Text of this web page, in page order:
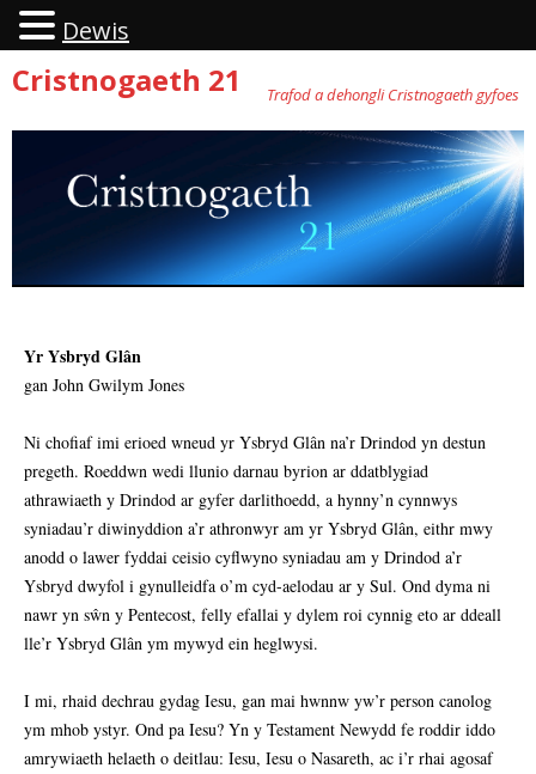
Cristnogaeth 21 Trafod a dehongli Cristnogaeth gyfoes
Yr Ysbryd Glân
gan John Gwilym Jones
Ni chofiaf imi erioed wneud yr Ysbryd Glân na’r Drindod yn destun
pregeth. Roeddwn wedi llunio darnau byrion ar ddatblygiad
athrawiaeth y Drindod ar gyfer darlithoedd, a hynny’n cynnwys
syniadau’r diwinyddion a’r athronwyr am yr Ysbryd Glân, eithr mwy
anodd o lawer fyddai ceisio cyflwyno syniadau am y Drindod a’r
Ysbryd dwyfol i gynulleidfa o’m cyd-aelodau ar y Sul. Ond dyma ni
nawr yn sŵn y Pentecost, felly efallai y dylem roi cynnig eto ar ddeall
lle’r Ysbryd Glân ym mywyd ein heglwysi.
I mi, rhaid dechrau gydag Iesu, gan mai hwnnw yw’r person canolog
ym mhob ystyr. Ond pa Iesu? Yn y Testament Newydd fe roddir iddo
amrywiaeth helaeth o deitlau: Iesu, Iesu o Nasareth, ac i’r rhai agosaf
Dewis